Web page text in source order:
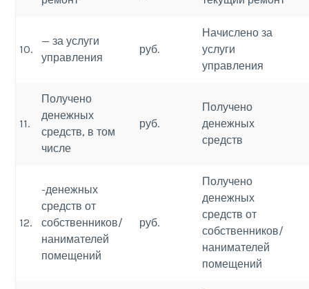
10.
— за услуги
управления
руб.
Начислено за
услуги
управления
11.
Получено
денежных
средств, в том
числе
руб.
Получено
денежных
средств
12.
-денежных
средств от
собственников/
нанимателей
помещений
руб.
Получено
денежных
средств от
собственников/
нанимателей
помещений